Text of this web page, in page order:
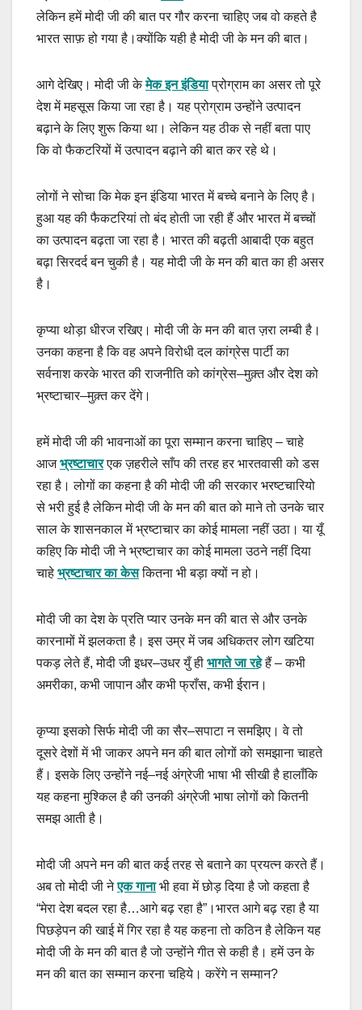
लेकिन हमें मोदी जी की बात पर गौर करना चाहिए जब वो कहते है
भारत साफ़ हो गया है।क्योंकि यही है मोदी जी के मन की बात।
आगे देखिए। मोदी जी केमेक इन इंडियाप्रोग्राम का असर तो पूरे
देश में महसूस किया जा रहा है। यह प्रोग्राम उन्होंने उत्पादन
बढ़ाने के लिए शुरू किया था। लेकिन यह ठीक से नहीं बता पाए
कि वो फैकटरियों में उत्पादन बढ़ाने की बात कर रहे थे।
लोगों ने सोचा कि मेक इन इंडिया भारत में बच्चे बनाने के लिए है।
हुआ यह की फैकटरियां तो बंद होती जा रही हैं और भारत में बच्चों
का उत्पादन बढ़ता जा रहा है। भारत की बढ़ती आबादी एक बहुत
बढ़ा सिरदर्द बन चुकी है। यह मोदी जी के मन की बात का ही असर
है।
कृप्या थोड़ा धीरज रखिए। मोदी जी के मन की बात ज़रा लम्बी है।
उनका कहना है कि वह अपने विरोधी दल कांग्रेस पार्टी का
सर्वनाश करके भारत की राजनीति को कांग्रेस–मुक़्त और देश को
भ्रष्टाचार–मुक़्त कर देंगे।
हमें मोदी जी की भावनाओं का पूरा सम्मान करना चाहिए – चाहे
आजभ्रष्टाचारएक ज़हरीले साँप की तरह हर भारतवासी को डस
रहा है। लोगों का कहना है की मोदी जी की सरकार भरष्टचारियो
से भरी हुई है लेकिन मोदी जी के मन की बात को माने तो उनके चार
साल के शासनकाल में भ्रष्टाचार का कोई मामला नहीं उठा। या यूँ
कहिए कि मोदी जी ने भ्रष्टाचार का कोई मामला उठने नहीं दिया
चाहे भ्रष्टाचार का केसकितना भी बड़ा क्यों न हो।
मोदी जी का देश के प्रति प्यार उनके मन की बात से और उनके
कारनामों में झलकता है। इस उम्र में जब अधिकतर लोग खटिया
पकड़ लेते हैं, मोदी जी इधर–उधर युँ ही भागते जा रहेहैं – कभी
अमरीका, कभी जापान और कभी फ्राँस, कभी ईरान।
कृप्या इसको सिर्फ मोदी जी का सैर–सपाटा न समझिए। वे तो
दूसरे देशों में भी जाकर अपने मन की बात लोगों को समझाना चाहते
हैं। इसके लिए उन्होंने नई–नई अंग्रेजी भाषा भी सीखी है हालाँकि
यह कहना मुश्किल है की उनकी अंग्रेजी भाषा लोगों को कितनी
समझ आती है।
मोदी जी अपने मन की बात कई तरह से बताने का प्रयत्न करते हैं।
अब तो मोदी जी नेएक गानाभी हवा में छोड़ दिया है जो कहता है
“मेरा देश बदल रहा है…आगे बढ़ रहा है”।भारत आगे बढ़ रहा है या
पिछड़ेपन की खाई में गिर रहा है यह कहना तो कठिन है लेकिन यह
मोदी जी के मन की बात है जो उन्होंने गीत से कही है। हमें उन के
मन की बात का सम्मान करना चहिये। करेंगे न सम्मान?